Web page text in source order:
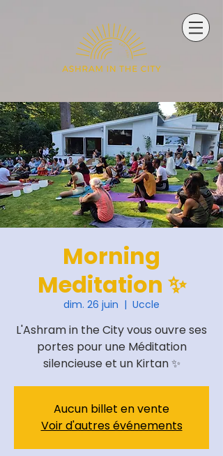
Morning
Meditation ✨
dim. 26 juin
  |
Uccle
L'Ashram in the City vous ouvre ses
portes pour une Méditation
Aucun billet en vente
Voir d'autres événements